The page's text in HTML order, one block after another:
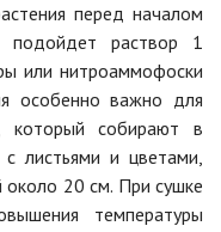
перед началом
подойдет раствор 1
или нитроаммофоски
особенно важно для
который собирают в
листьями и цветами,
около 20 см. При сушке
температуры